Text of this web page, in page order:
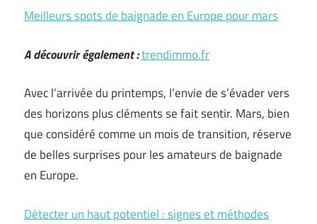
Meilleurs spots de baignade en Europe pour mars
A découvrir également :trendimmo.fr
Avec l’arrivée du printemps, l’envie de s’évader vers
des horizons plus cléments se fait sentir. Mars, bien
que considéré comme un mois de transition, réserve
de belles surprises pour les amateurs de baignade
en Europe.
Détecter un haut potentiel : signes et méthodes